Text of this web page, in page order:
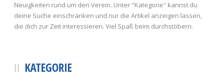
Neuigkeiten rund um den Verein. Unter "Kategorie" kannst du
deine Suche einschränken und nur die Artikel anzeigen lassen,
die dich zur Zeit interessieren. Viel Spaß beim durchstöbern.
KATEGORIE